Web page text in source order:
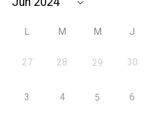
L M M J
27 28 29 30
3 4 5 6